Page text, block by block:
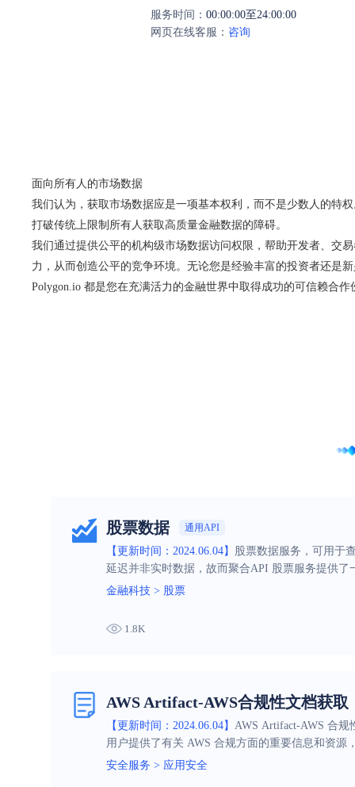
服务时间： 00:00:00至24:00:00
网页在线客服： 咨询
面向所有人的市场数据
我们认为，获取市场数据应是一项基本权利，而不是少数人的特
打破传统上限制所有人获取高质量金融数据的障碍。
我们通过提供公平的机构级市场数据访问权限，帮助开发者、交
力，从而创造公平的竞争环境。无论您是经验丰富的投资者还是
Polygon.io 都是您在充满活力的金融世界中取得成功的可信赖合作
股票数据 通用API
【更新时间：2024.06.04】 股票数据服务，可用于
延迟并非实时数据，故而聚合API 股票服务提供
需的市场数据，做出相应的策略调整和风险管理
金融科技 > 股票
1.8K
AWS Artifact-AWS合规性文档获取
【更新时间：2024.06.04】 AWS Artifact-AWS 合
用户提供了有关 AWS 合规方面的重要信息和资源
安全服务 > 应用安全